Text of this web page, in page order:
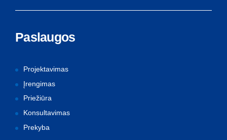
Paslaugos
Projektavimas
Įrengimas
Priežiūra
Konsultavimas
Prekyba